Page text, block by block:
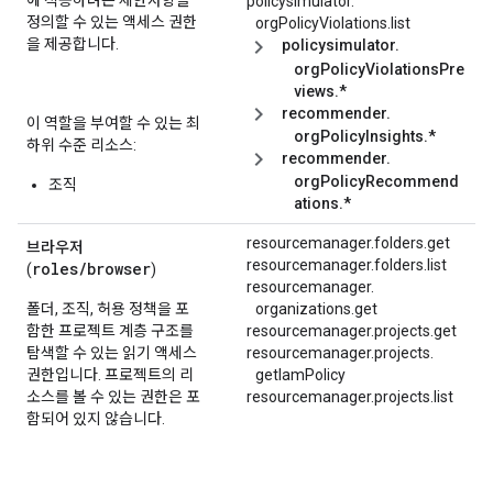
정의할 수 있는 액세스 권한
을 제공합니다.
이 역할을 부여할 수 있는 최
하위 수준 리소스:
조직
orgPolicyViolations. list
policysimulator.
orgPolicyViolationsPre
views.*
recommender.
orgPolicyInsights.*
recommender.
orgPolicyRecommend
ations.*
브라우저
(roles/browser)
폴더, 조직, 허용 정책을 포
함한 프로젝트 계층 구조를
탐색할 수 있는 읽기 액세스
권한입니다. 프로젝트의 리
소스를 볼 수 있는 권한은 포
함되어 있지 않습니다.
resourcemanager.folders.get
resourcemanager.folders.list
resourcemanager.
organizations. get
resourcemanager.projects.get
resourcemanager.projects.
getIamPolicy
resourcemanager.projects.list